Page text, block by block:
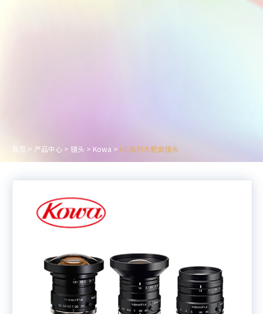
首页 > 产品中心 > 镜头 > Kowa > HC系列大靶面镜头